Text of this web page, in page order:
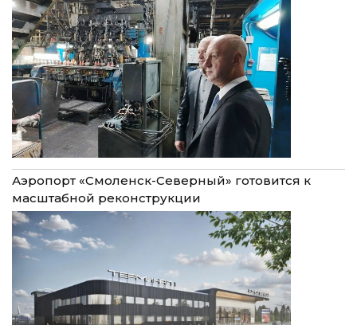
Аэропорт «Смоленск-Северный» готовится к
масштабной реконструкции